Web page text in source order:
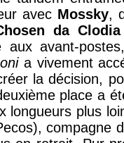
avec Mossky,
da Clodia
aux avant-
a vivement
la décision,
place a
longueurs plus
compagne